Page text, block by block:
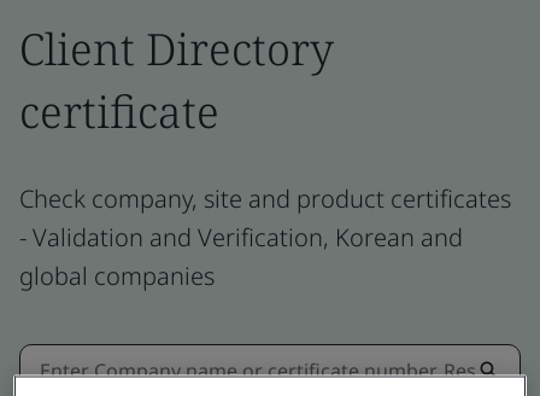
Client Directory
certificate
Check company, site and product certificates
- Validation and Verification, Korean and
global companies